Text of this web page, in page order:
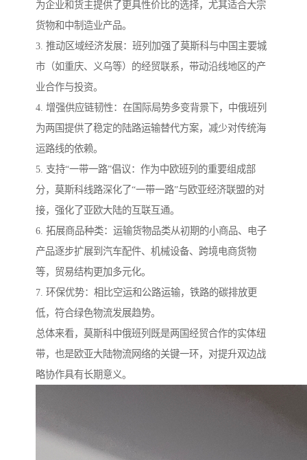
为企业和货主提供了更具性价比的选择，尤其适合大宗
货物和中制造业产品。
3. 推动区域经济发展：班列加强了莫斯科与中国主要城
市（如重庆、义乌等）的经贸联系，带动沿线地区的产
业合作与投资。
4. 增强供应链韧性：在国际局势多变背景下，中俄班列
为两国提供了稳定的陆路运输替代方案，减少对传统海
运路线的依赖。
5. 支持“一带一路”倡议：作为中欧班列的重要组成部
分，莫斯科线路深化了“一带一路”与欧亚经济联盟的对
接，强化了亚欧大陆的互联互通。
6. 拓展商品种类：运输货物品类从初期的小商品、电子
产品逐步扩展到汽车配件、机械设备、跨境电商货物
等，贸易结构更加多元化。
7. 环保优势：相比空运和公路运输，铁路的碳排放更
低，符合绿色物流发展趋势。
总体来看，莫斯科中俄班列既是两国经贸合作的实体纽
带，也是欧亚大陆物流网络的关键一环，对提升双边战
略协作具有长期意义。